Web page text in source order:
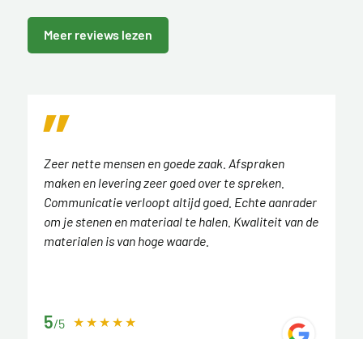
Meer reviews lezen
Zeer nette mensen en goede zaak. Afspraken
maken en levering zeer goed over te spreken.
Communicatie verloopt altijd goed. Echte aanrader
om je stenen en materiaal te halen. Kwaliteit van de
materialen is van hoge waarde.
5/5